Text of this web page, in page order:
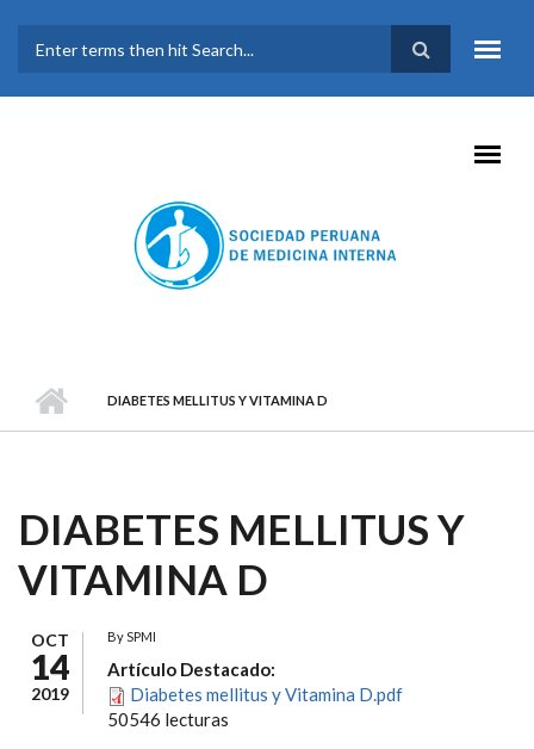
FORMULARIO DE
BÚSQUEDA
DIABETES MELLITUS Y VITAMINA D
DIABETES MELLITUS Y
VITAMINA D
OCT
14
2019
BySPMI
Artículo Destacado:
Diabetes mellitus y Vitamina D.pdf
50546 lecturas